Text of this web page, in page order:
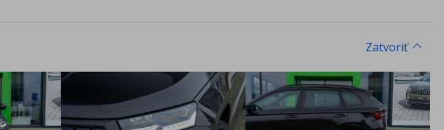
náhradnú dopravu,
km
AFS
odomykania,
ele. otváranie a zatváranie piatych dverí virtuálnym pedálom
virtuálny kokpit 10" digitálny prístrojový panel
parkovacia kamera vzadu
3-ramenný kožený vyhrievaný športový multifunkčný volant
(pre AP s podvolantovým radením)
Zatvoriť